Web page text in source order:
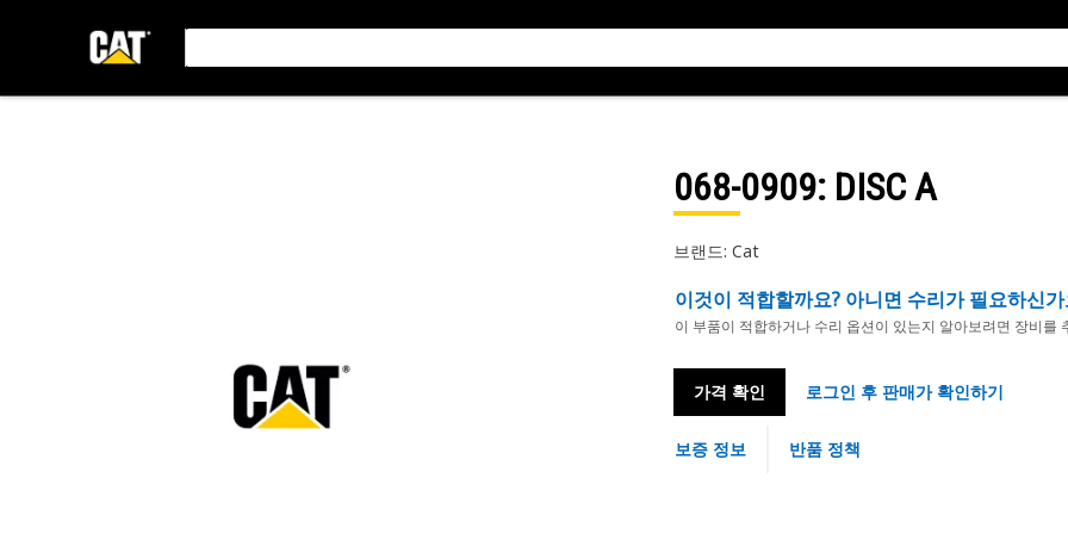
068-0909: DISC A
브랜드: Cat
이것이 적합할까요? 아니면 수리가 필요하신가
이 부품이 적합하거나 수리 옵션이 있는지 알아보려면 장비를
가격 확인 로그인 후 판매가 확인하기
보증 정보 반품 정책